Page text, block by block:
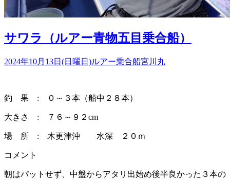
サワラ（ルアー青物五目乗合船）
2024年10月13日(日曜日)ルアー乗合船宮川丸
釣 果 : ０～３本（船中２８本）
大きさ : ７６～９２cm
場 所 : 木更津沖 水深 ２０ｍ
コメント
朝はパットせず、中盤からアタリ出始め後半良かった３本の